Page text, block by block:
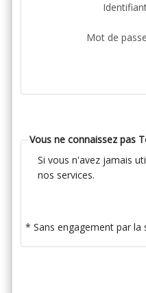
Mot de
Vous ne connaissez pas
Si vous n'avez jamais
nos services.
* Sans engagement par la